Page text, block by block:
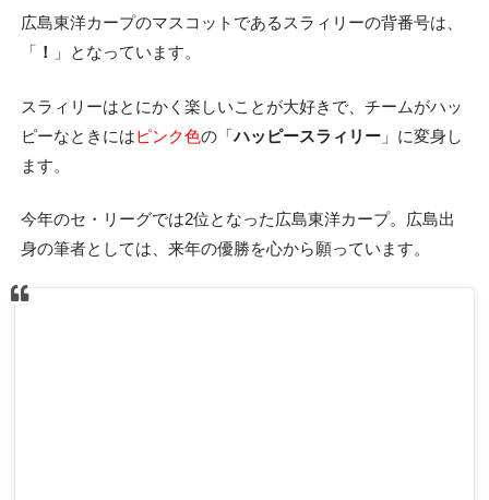
広島東洋カープのマスコットであるスラィリーの背番号は、
「 ！ 」となっています。
スラィリーはとにかく楽しいことが大好きで、チームがハッ
ピーなときにはピンク色の「ハッピースラィリー」に変身し
ます。
今年のセ・リーグでは2位となった広島東洋カープ。広島出
身の筆者としては、来年の優勝を心から願っています。